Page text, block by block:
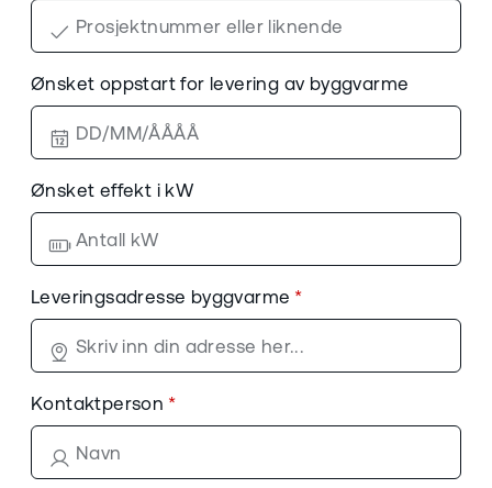
Ønsket oppstart for levering av byggvarme
Ønsket effekt i kW
Leveringsadresse byggvarme
Kontaktperson